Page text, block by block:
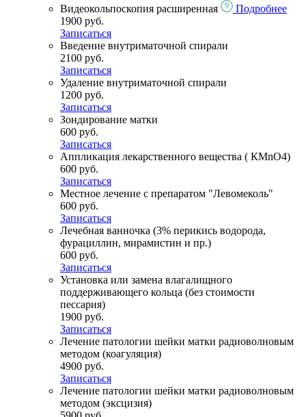
Видеокольпоскопия расширенная
Подробнее
1900 руб.
Записаться
Введение внутриматочной спирали
2100 руб.
Записаться
Удаление внутриматочной спирали
1200 руб.
Записаться
Зондирование матки
600 руб.
Записаться
Аппликация лекарственного вещества ( КМnO4)
600 руб.
Записаться
Местное лечение с препаратом "Левомеколь"
600 руб.
Записаться
Лечебная ванночка (3% перикись водорода,
фурациллин, мирамистин и пр.)
600 руб.
Записаться
Установка или замена влагалищного
поддерживающего кольца (без стоимости
пессария)
1900 руб.
Записаться
Лечение патологии шейки матки радиоволновым
методом (коагуляция)
4900 руб.
Записаться
Лечение патологии шейки матки радиоволновым
методом (эксцизия)